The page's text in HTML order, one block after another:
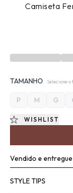
Camiseta
TAMANHO Selecione o
P M G
WISHLIST
Vendido e
STYLE TIPS